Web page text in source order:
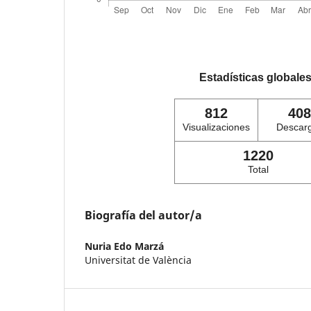
Estadísticas globales
812
Visualizaciones
408
1220
Total
Biografía del autor/a
Nuria Edo Marzá
Universitat de València